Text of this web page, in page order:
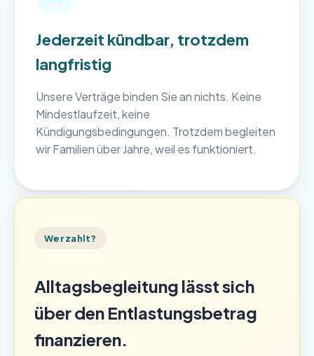
Jederzeit kündbar, trotzdem
langfristig
Unsere Verträge binden Sie an nichts. Keine
Mindestlaufzeit, keine
Kündigungsbedingungen. Trotzdem begleiten
wir Familien über Jahre, weil es funktioniert.
Wer zahlt?
Alltagsbegleitung lässt sich
über den Entlastungsbetrag
finanzieren.